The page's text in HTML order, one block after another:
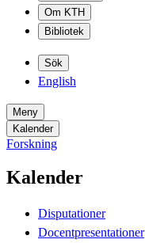
Om KTH
Bibliotek
Sök
English
Meny
Kalender
Forskning
Kalender
Disputationer
Docentpresentationer